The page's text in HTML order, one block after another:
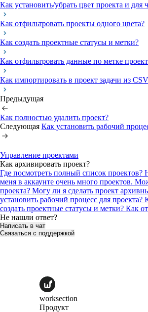
Как установить/убрать цвет проекта и для
Как отфильтровать проекты одного цвета?
Как создать проектные статусы и метки?
Как отфильтровать данные по метке
Как импортировать в проект задачи из
Предыдущая
Как полностью удалить проект?
Следующая Как установить рабочий
Управление проектами
Как архивировать проект?
Где посмотреть полный список проектов?
меня в аккаунте очень много проектов.
проекта? Могу ли я сделать проект
установить рабочий процесс для проекта?
создать проектные статусы и метки? Как
Не нашли ответ?
Написать в чат
Связаться с поддержкой
worksection
Продукт